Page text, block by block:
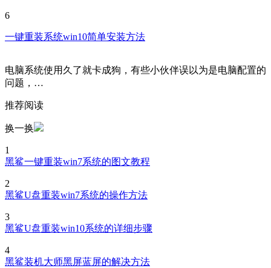
6
一键重装系统win10简单安装方法
电脑系统使用久了就卡成狗，有些小伙伴误以为是电脑配置的
问题，…
推荐阅读
换一换
1
黑鲨一键重装win7系统的图文教程
2
黑鲨U盘重装win7系统的操作方法
3
黑鲨U盘重装win10系统的详细步骤
4
黑鲨装机大师黑屏蓝屏的解决方法